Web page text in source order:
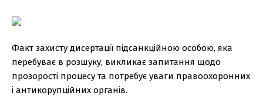
Факт захисту дисертації підсанкційною особою, яка
перебуває в розшуку, викликає запитання щодо
прозорості процесу та потребує уваги правоохоронних
і антикорупційних органів.